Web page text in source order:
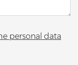
personal data